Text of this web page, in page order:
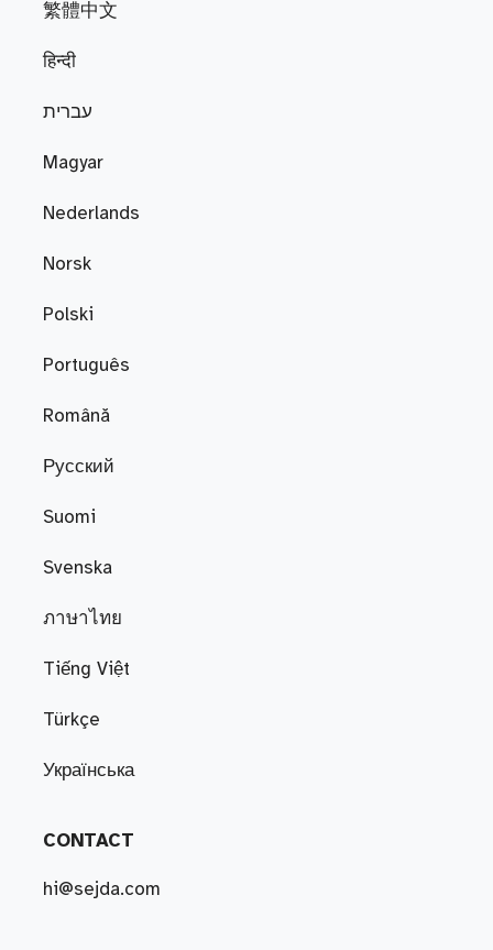
繁體中文
हिन्दी
עברית
Magyar
Nederlands
Norsk
Polski
Português
Română
Русский
Suomi
Svenska
ภาษาไทย
Tiếng Việt
Türkçe
Українська
CONTACT
hi@sejda.com